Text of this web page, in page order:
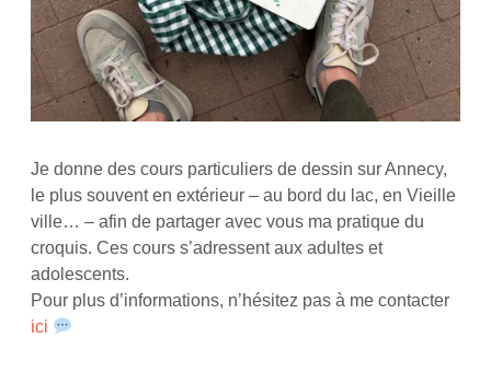
Je donne des cours particuliers de dessin sur Annecy,
le plus souvent en extérieur – au bord du lac, en Vieille
ville… – afin de partager avec vous ma pratique du
croquis. Ces cours s’adressent aux adultes et
adolescents.
Pour plus d’informations, n’hésitez pas à me contacter
ici